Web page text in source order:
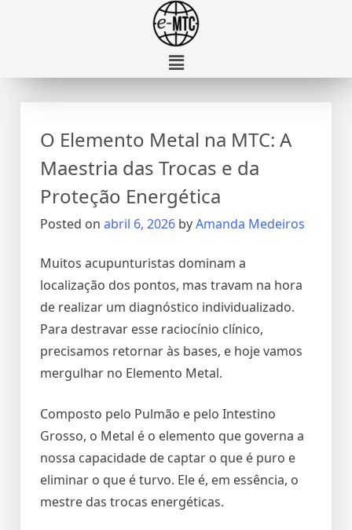
O Elemento Metal na MTC: A
Maestria das Trocas e da
Proteção Energética
Posted on abril 6, 2026 byAmanda Medeiros
Muitos acupunturistas dominam a
localização dos pontos, mas travam na hora
de realizar um diagnóstico individualizado.
Para destravar esse raciocínio clínico,
precisamos retornar às bases, e hoje vamos
mergulhar no Elemento Metal.
Composto pelo Pulmão e pelo Intestino
Grosso, o Metal é o elemento que governa a
nossa capacidade de captar o que é puro e
eliminar o que é turvo. Ele é, em essência, o
mestre das trocas energéticas.